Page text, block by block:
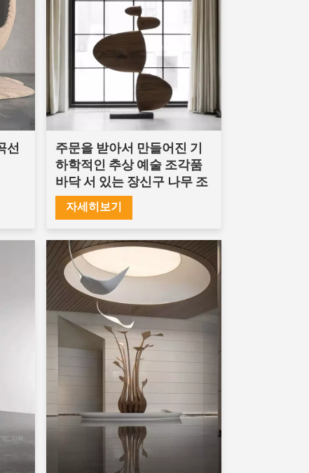
선
주문을 받아서 만들어진 기
하학적인 추상 예술 조각품
바닥 서 있는 장신구 나무 조
각 기술
자세히보기